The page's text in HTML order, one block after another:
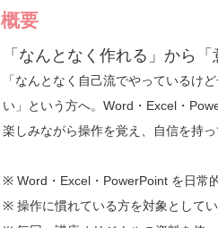
概要
「なんとなく作れる」から
「なんとなく自己流でやっているけ
い」という方へ。Word・Excel・
楽しみながら操作を覚え、自信を持
※ Word・Excel・PowerPoint を日常
※ 操作に慣れている方を対象としてい